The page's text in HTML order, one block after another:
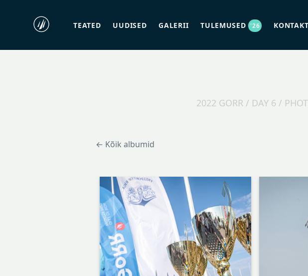
TEATED UUDISED GALERII TULEMUSED '26
2022 GORR / DAY 6 /
← Kõik albumid